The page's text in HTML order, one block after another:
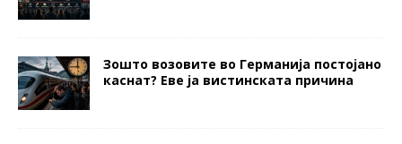
Зошто возовите во Германија постојано
каснат? Еве ја вистинската причина